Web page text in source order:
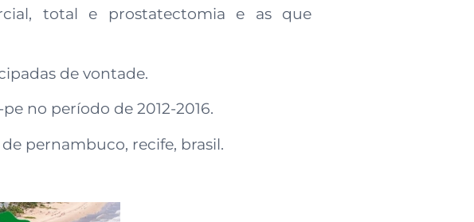
total e prostatectomia e as que
de vontade.
no período de 2012-2016.
pernambuco, recife, brasil.